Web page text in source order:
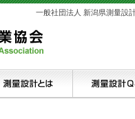
一般社団法人 新潟県測量設